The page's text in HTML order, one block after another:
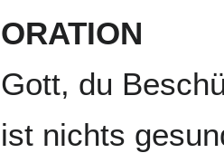
ORATION
Gott, du
ist nichts